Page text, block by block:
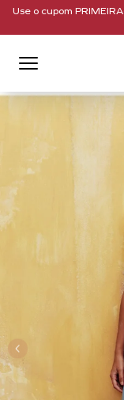
Use o cupom